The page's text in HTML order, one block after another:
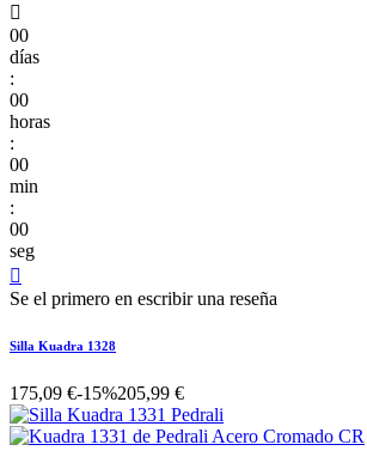

00
días
:
00
horas
:
00
min
:
00
seg

Se el primero en escribir una reseña
Silla Kuadra 1328
175,09 €-15%205,99 €